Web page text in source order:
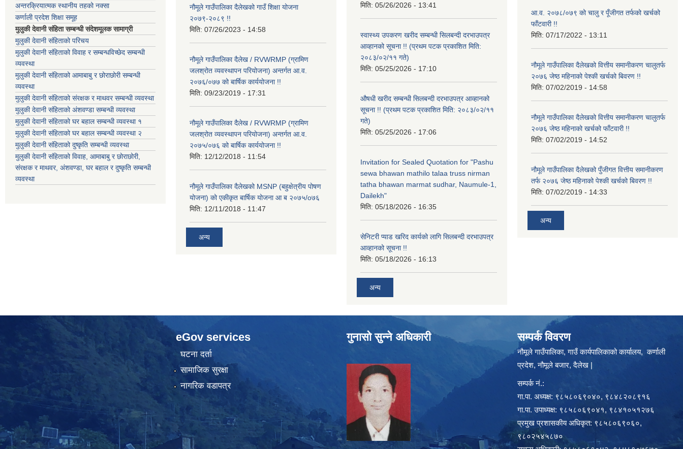
अन्तरक्रियात्मक स्थानीय तहको नक्सा
कर्णाली प्रदेश शिक्षा समूह
मुलुकी देवानी संहिता सम्बन्धी संदेशमूलक सामाग्री
मुलुकी देवानी संहिताको परिचय
मुलुकी देवानी संहिताको विवाह र सम्बन्धविच्छेद सम्बन्धी
व्यवस्था
मुलुकी देवानी संहिताको आमाबाबु र छोराछोरी सम्बन्धी
व्यवस्था
मुलुकी देवानी संहिताको संरक्षक र माथवर सम्बन्धी व्यवस्था
मुलुकी देवानी संहिताको अंशवण्डा सम्बन्धी व्यवस्था
मुलुकी देवानी संहिताको घर बहाल सम्बन्धी व्यवस्था १
मुलुकी देवानी संहिताको घर बहाल सम्बन्धी व्यवस्था २
मुलुकी देवानी संहिताको दुष्कृति सम्बन्धी व्यवस्था
मुलुकी देवानी संहिताको विवाह, आमाबाबु र छोराछोरी,
संरक्षक र माथवर, अंशवण्डा, घर बहाल र दुष्कृति सम्बन्धी
व्यवस्था
नौमूले गाउँपालिका दैलेखको गाउँ शिक्षा योजना
२०७९-२०८९ !!
मिति: 07/26/2023 - 14:58
नौमूले गाउँपालिका दैलेख / RVWRMP (ग्रामिण
जलश्रोत व्यवस्थापन परियोजना) अन्तर्गत आ.व.
२०७६/०७७ को बार्षिक कार्ययोजना !!
मिति: 09/23/2019 - 17:31
नौमूले गाउँपालिका दैलेख / RVWRMP (ग्रामिण
जलश्रोत व्यवस्थापन परियोजना) अन्तर्गत आ.व.
२०७५/०७६ को बार्षिक कार्ययोजना !!
मिति: 12/12/2018 - 11:54
नौमूले गाउँपालिका दैलेखको MSNP (बहुक्षेत्रीय पोषण
योजना) को एकीकृत बार्षिक योजना आ ब २०७५/o७६
मिति: 12/11/2018 - 11:47
अन्य
मिति: 05/26/2026 - 13:41
स्वास्थ्य उपकरण खरीद सम्बन्धी सिलबन्दी दरभाउपत्र
आव्हानको सूचना !! (प्रथम पटक प्रकाशित मिति:
२०८३/०२/११ गते)
मिति: 05/25/2026 - 17:10
औषधी खरीद सम्बन्धी सिलबन्दी दरभाउपत्र आव्हानको
सूचना !! (प्रथम पटक प्रकाशित मिति: २०८३/०२/११
गते)
मिति: 05/25/2026 - 17:06
Invitation for Sealed Quotation for "Pashu
sewa bhawan mathilo talaa truss nirman
tatha bhawan marmat sudhar, Naumule-1,
Dailekh"
मिति: 05/18/2026 - 16:35
सेनिटरी प्याड खरिद कार्यको लागि सिलबन्दी दरभाउपत्र
आव्हानको सूचना !!
मिति: 05/18/2026 - 16:13
अन्य
आ.व. २०७८/०७९ को चालु र पूँजीगत तर्फको खर्चको
फाँटवारी !!
मिति: 07/17/2022 - 13:11
नौमूले गाउँपालिका दैलेखको वित्तीय समानीकरण चालुतर्फ
२०७६ जेष्ठ महिनाको पेश्की खर्चको बिवरण !!
मिति: 07/02/2019 - 14:58
नौमूले गाउँपालिका दैलेखको वित्तीय समानीकरण चालुतर्फ
२०७६ जेष्ठ महिनाको खर्चको फाँटवारी !!
मिति: 07/02/2019 - 14:52
नौमूले गाउँपालिका दैलेखको पुँजीगत वित्तीय समानीकरण
तर्फ २०७६ जेष्ठ महिनाको पेश्की खर्चको बिवरण !!
मिति: 07/02/2019 - 14:33
अन्य
eGov services
घटना दर्ता
सामाजिक सुरक्षा
नागरिक वडापत्र
गुनासो सुन्ने अधिकारी सम्पर्क विवरण
नौमूले गाउँपालिका, गाउँ कार्यपालिकाको कार्यालय, कर्णाली
प्रदेश, नौमूले बजार, दैलेख |
सम्पर्क नं.:
गा.पा. अध्यक्ष: ९८५८०६९०४०, ९८४८२०८९१६
गा.पा. उपाध्यक्ष: ९८५८०६९०४१, ९८४१०५१२७६
प्रमुख प्रशासकीय अधिकृत: ९८५८०६९०६०,
९८०२५४५८७०